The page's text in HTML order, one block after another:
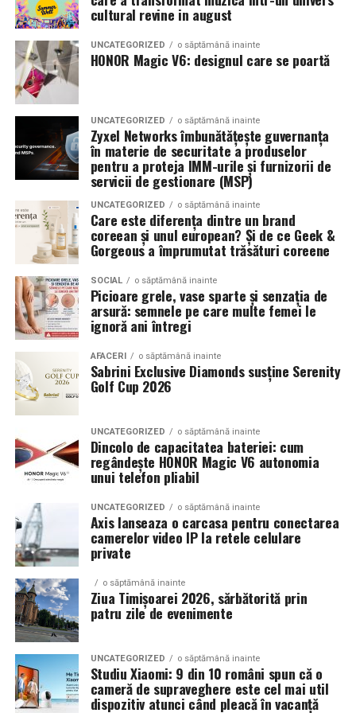
importantă a momentelor speciale din Maramureș,
combinând experiența organizatorică cu capacitatea de
a transforma fiecare eveniment într-o amintire
deosebită pentru participanți.
accentua liniile caroseriei si poate oferi un look
echilibrat, in timp ce o alegere gresita poate strica
proportiile, chiar daca restul masinii este bine realizat.
Anvelopele ca element vizual la show-uri auto
La evenimentele auto din Cluj, anvelopele nu sunt doar
componente functionale, ci si elemente vizuale. Publicul
si fotografii surprind adesea detalii precum modul in
care roata umple aripa, distanta fata de caroserie si
aspectul general al ansamblului roata-janta.
Anvelopele curate, cu dimensiuni corecte si uzura
uniforma, contribuie la imaginea profesionala a unei
masini de show. In multe cazuri, acestea completeaza
jantele si intaresc conceptul ales de proprietar, fie ca
vorbim despre un stil elegant, sportiv sau minimalist.
Echilibrul dintre estetica si utilizare reala
Un aspect specific evenimentelor auto din Cluj este
prezenta multor masini care nu sunt doar proiecte de
show, ci si vehicule utilizate zilnic. Proprietarii acestora
cauta solutii care sa le permita sa participe la
evenimente fara a sacrifica complet confortul sau
siguranta pe drumurile publice.
In acest context, anvelopele alese trebuie sa ofere un
echilibru intre aspect si functionalitate. Multi pasionati
opteaza pentru anvelope care arata bine la show, dar
care pot fi folosite si in conditii reale de trafic,
indiferent de vreme sau sezon.
De ce conteaza tipul de anvelopa la evenimentele din
Cluj
Clujul este un oras in care vremea poate fi imprevizibila,
iar drumurile din imprejurimi includ atat zone urbane,
cultural revine in august
UNCATEGORIZED o săptămână inainte
HONOR Magic V6: designul care se poartă
UNCATEGORIZED o săptămână inainte
Zyxel Networks îmbunătățește guvernanța
în materie de securitate a produselor
pentru a proteja IMM-urile și furnizorii de
servicii de gestionare (MSP)
UNCATEGORIZED o săptămână inainte
Care este diferența dintre un brand
coreean și unul european? Și de ce Geek &
Gorgeous a împrumutat trăsături coreene
SOCIAL o săptămână inainte
Picioare grele, vase sparte și senzația de
arsură: semnele pe care multe femei le
ignoră ani întregi
AFACERI o săptămână inainte
Sabrini Exclusive Diamonds susține Serenity
Golf Cup 2026
UNCATEGORIZED o săptămână inainte
Dincolo de capacitatea bateriei: cum
regândește HONOR Magic V6 autonomia
unui telefon pliabil
UNCATEGORIZED o săptămână inainte
Axis lanseaza o carcasa pentru conectarea
camerelor video IP la retele celulare
private
o săptămână inainte
Ziua Timișoarei 2026, sărbătorită prin
patru zile de evenimente
UNCATEGORIZED o săptămână inainte
Studiu Xiaomi: 9 din 10 români spun că o
cameră de supraveghere este cel mai util
dispozitiv atunci când pleacă în vacanță